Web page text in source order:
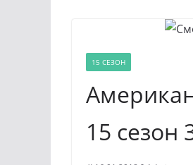
15 СЕЗОН
15 сезон